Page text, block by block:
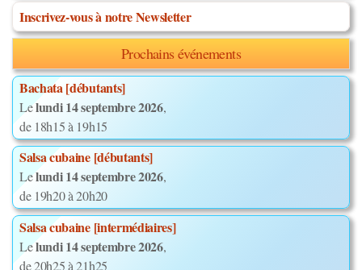
Inscrivez-vous à notre Newsletter
Prochains événements
Bachata [débutants]
Lelundi 14 septembre 2026,
de 18h15 à 19h15
Salsa cubaine [débutants]
Lelundi 14 septembre 2026,
de 19h20 à 20h20
Salsa cubaine [intermédiaires]
Lelundi 14 septembre 2026,
de 20h25 à 21h25